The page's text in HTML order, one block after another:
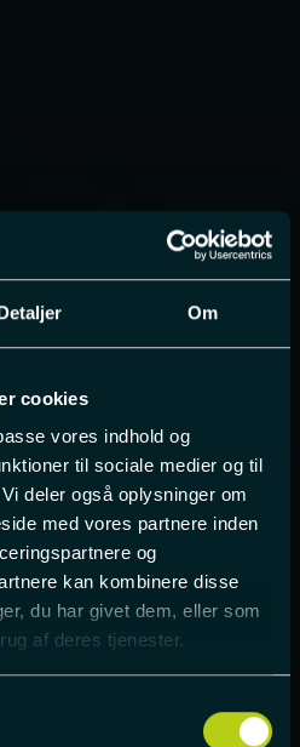
Om
cookies
vores indhold og
til sociale medier og til
deler også oplysninger om
med vores partnere inden
og
kan kombinere disse
du har givet dem, eller som
af deres tjenester.
for de
for